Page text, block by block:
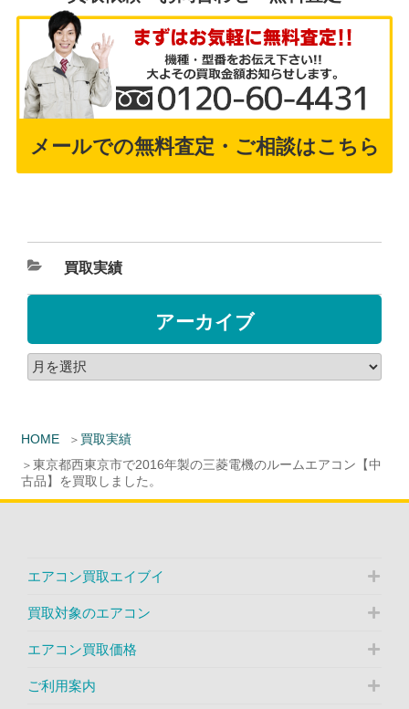
HOME
買取実績
東京都西東京市で2016年製の三菱電機のルームエアコン【中
古品】を買取しました。
メールでの無料査定・ご相談はこちら
買取実績
アーカイブ
エアコン買取エイブイ
買取対象のエアコン
エアコン買取価格
ご利用案内